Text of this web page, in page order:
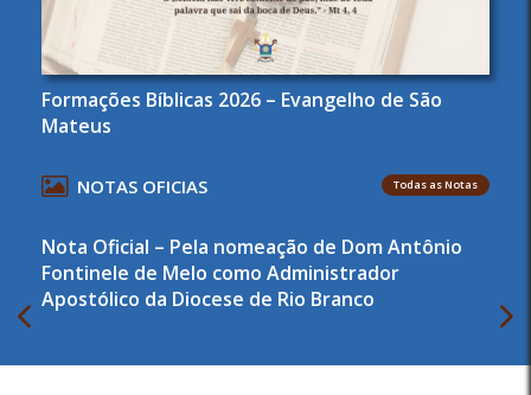
Formações Bíblicas 2026 – Evangelho de São
Mateus
NOTAS OFICIAS Todas as Notas
Nota Oficial – Pela nomeação de Dom Antônio
Fontinele de Melo como Administrador
Apostólico da Diocese de Rio Branco